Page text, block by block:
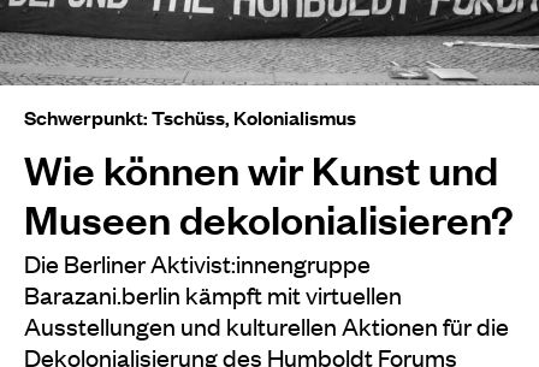
Schwerpunkt: Tschüss, Kolonialismus
Wie können wir Kunst und
Museen dekolonialisieren?
Die Berliner Aktivist:innengruppe
Barazani.berlin kämpft mit virtuellen
Ausstellungen und kulturellen Aktionen für die
Dekolonialisierung des Humboldt Forums